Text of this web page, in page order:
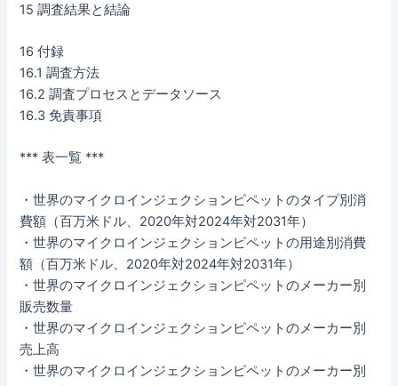
15 調査結果と結論
16 付録
16.1 調査方法
16.2 調査プロセスとデータソース
16.3 免責事項
*** 表一覧 ***
・世界のマイクロインジェクションピペットのタイプ別消
費額（百万米ドル、2020年対2024年対2031年）
・世界のマイクロインジェクションピペットの用途別消費
額（百万米ドル、2020年対2024年対2031年）
・世界のマイクロインジェクションピペットのメーカー別
販売数量
・世界のマイクロインジェクションピペットのメーカー別
売上高
・世界のマイクロインジェクションピペットのメーカー別